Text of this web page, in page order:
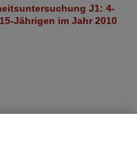
J1: 4-
Jährigen im Jahr 2010